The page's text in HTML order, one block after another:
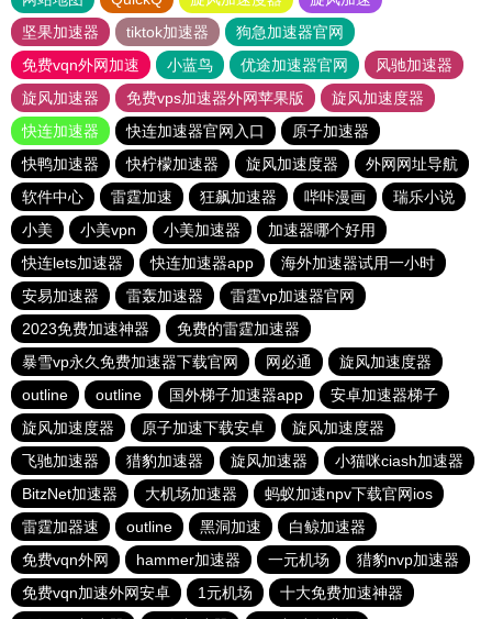
坚果加速器
tiktok加速器
狗急加速器官网
免费vqn外网加速
小蓝鸟 优途加速器官网
风驰加速器
旋风加速器
免费vps加速器外网苹果版
旋风加速度器
快连加速器
快连加速器官网入口
原子加速器
快鸭加速器
快柠檬加速器 旋风加速度器
外网网址导航
软件中心
雷霆加速 狂飙加速器 哔咔漫画
瑞乐小说
小美
小美vpn 小美加速器
加速器哪个好用
快连lets加速器
快连加速器app
海外加速器试用一小时
安易加速器
雷轰加速器
雷霆vp加速器官网
2023免费加速神器
免费的雷霆加速器
暴雪vp永久免费加速器下载官网
网必通
旋风加速度器
outline
outline 国外梯子加速器app
安卓加速器梯子
旋风加速度器
原子加速下载安卓
旋风加速度器
飞驰加速器
猎豹加速器 旋风加速器
小猫咪ciash加速器
BitzNet加速器
大机场加速器
蚂蚁加速npv下载官网ios
雷霆加器速
outline 黑洞加速
白鲸加速器
免费vqn外网
hammer加速器 一元机场
猎豹nvp加速器
免费vqn加速外网安卓
1元机场
十大免费加速神器